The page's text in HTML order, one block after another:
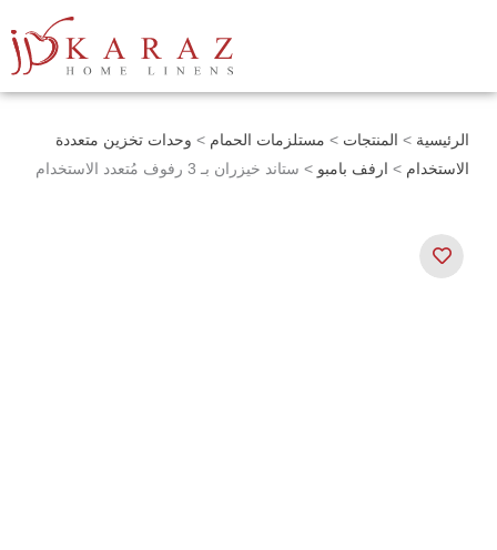
الرئيسية > المنتجات > مستلزمات الحمام > وحدات تخزين متعددة
الاستخدام > ارفف بامبو > ستاند خيزران بـ 3 رفوف مُتعدد الاستخدام